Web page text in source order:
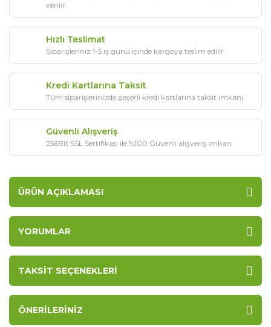
verilir.
Hızlı Teslimat
Siparişleriniz 1-5 iş günü içinde kargoya teslim edilir.
Kredi Kartlarına Taksit
Tüm siparişlerinizde geçerli kredi kartlarına taksit imkanı
Güvenli Alışveriş
256Bit SSL Sertifikası ile %100 Güvenli alışveriş imkanı
ÜRÜN AÇIKLAMASI
YORUMLAR
TAKSIT SEÇENEKLERI
ÖNERILERINIZ